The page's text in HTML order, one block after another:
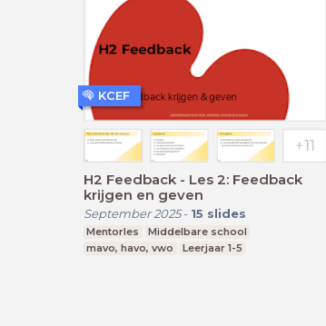
H2 Feedback - Les 2: Feedback
krijgen en geven
September 2025- 15 slides
Mentorles
Middelbare school
mavo, havo, vwo
Leerjaar 1-5
KCEF